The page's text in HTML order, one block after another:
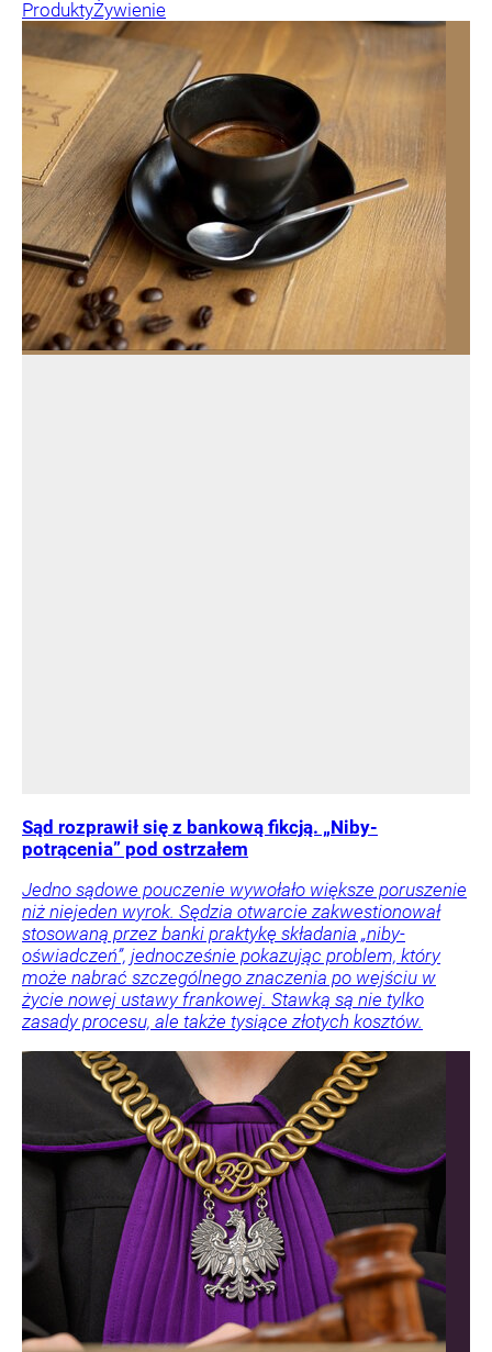
ProduktyŻywienie
Sąd rozprawił się z bankową fikcją. „Niby-
potrącenia” pod ostrzałem
Jedno sądowe pouczenie wywołało większe poruszenie
niż niejeden wyrok. Sędzia otwarcie zakwestionował
stosowaną przez banki praktykę składania „niby-
oświadczeń”, jednocześnie pokazując problem, który
może nabrać szczególnego znaczenia po wejściu w
życie nowej ustawy frankowej. Stawką są nie tylko
zasady procesu, ale także tysiące złotych kosztów.